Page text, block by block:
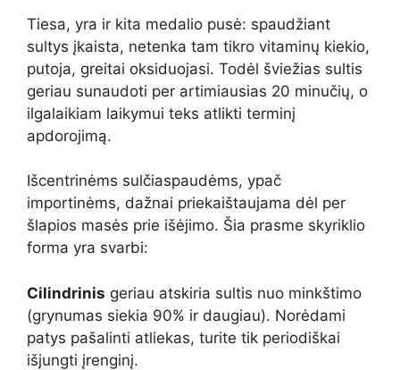
Tiesa, yra ir kita medalio pusė: spaudžiant
sultys įkaista, netenka tam tikro vitaminų kiekio,
putoja, greitai oksiduojasi. Todėl šviežias sultis
geriau sunaudoti per artimiausias 20 minučių, o
ilgalaikiam laikymui teks atlikti terminį
apdorojimą.
Išcentrinėms sulčiaspaudėms, ypač
importinėms, dažnai priekaištaujama dėl per
šlapios masės prie išėjimo. Šia prasme skyriklio
forma yra svarbi:
Cilindrinis geriau atskiria sultis nuo minkštimo
(grynumas siekia 90% ir daugiau). Norėdami
patys pašalinti atliekas, turite tik periodiškai
išjungti įrenginį.